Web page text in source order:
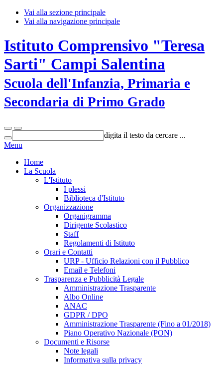
Vai alla sezione principale
Vai alla navigazione principale
Istituto Comprensivo "Teresa
Sarti" Campi Salentina
Scuola dell'Infanzia, Primaria e
Secondaria di Primo Grado
digita il testo da cercare ...
Menu
Home
La Scuola
L'Istituto
I plessi
Biblioteca d'Istituto
Organizzazione
Organigramma
Dirigente Scolastico
Staff
Regolamenti di Istituto
Orari e Contatti
URP - Ufficio Relazioni con il Pubblico
Email e Telefoni
Trasparenza e Pubblicità Legale
Amministrazione Trasparente
Albo Online
ANAC
GDPR / DPO
Amministrazione Trasparente (Fino a 01/2018)
Piano Operativo Nazionale (PON)
Documenti e Risorse
Note legali
Informativa sulla privacy